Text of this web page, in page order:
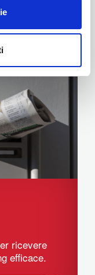
ricevere
efficace.